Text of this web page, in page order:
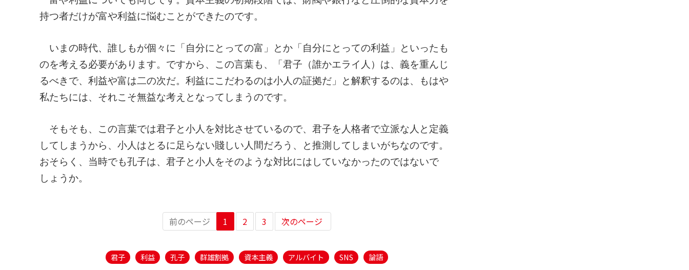
持つ者だけが富や利益に悩むことができたのです。
いまの時代、誰しもが個々に「自分にとっての富」とか「自分にとっての利益」といったも
のを考える必要があります。ですから、この言葉も、「君子（誰かエライ人）は、義を重んじ
るべきで、利益や富は二の次だ。利益にこだわるのは小人の証拠だ」と解釈するのは、もはや
私たちには、それこそ無益な考えとなってしまうのです。
そもそも、この言葉では君子と小人を対比させているので、君子を人格者で立派な人と定義
してしまうから、小人はとるに足らない賤しい人間だろう、と推測してしまいがちなのです。
おそらく、当時でも孔子は、君子と小人をそのような対比にはしていなかったのではないで
しょうか。
前のページ 1 2 3 次のページ
君子 利益 孔子 群雄割拠 資本主義 アルバイト SNS 論語